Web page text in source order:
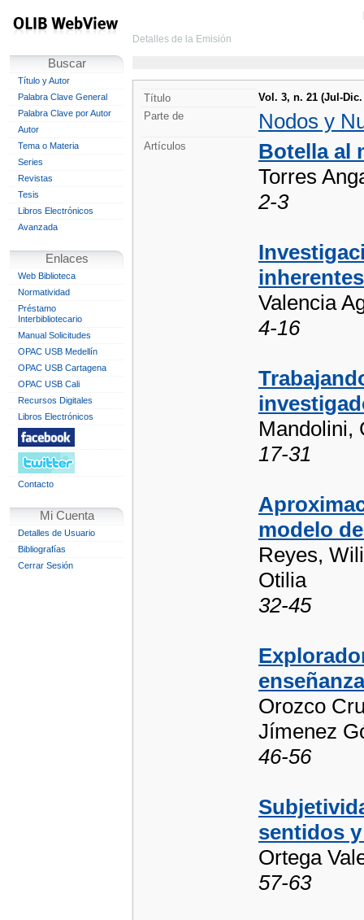
Buscar
Título y Autor
Palabra Clave General
Palabra Clave por Autor
Autor
Tema o Materia
Series
Revistas
Tesis
Libros Electrónicos
Avanzada
Enlaces
Web Biblioteca
Normatividad
Préstamo
Interbibliotecario
Manual Solicitudes
OPAC USB Medellín
OPAC USB Cartagena
OPAC USB Cali
Recursos Digitales
Libros Electrónicos
Contacto
Mi Cuenta
Detalles de Usuario
Bibliografías
Cerrar Sesión
Detalles de la Emisión
Título
Vol. 3, n. 21 (Jul-Dic.
Parte de
Nodos y
Artículos
Botella al
Torres
2-3
Valencia
4-16
Mandolini,
17-31
modelo
Reyes,
Otilia
32-45
Orozco
Jímenez
46-56
sentidos
Ortega
57-63